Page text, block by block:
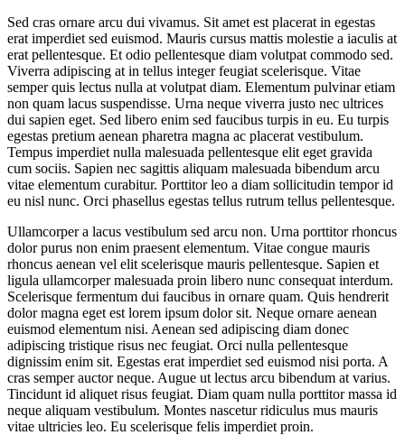
Sed cras ornare arcu dui vivamus. Sit amet est placerat in egestas
erat imperdiet sed euismod. Mauris cursus mattis molestie a iaculis at
erat pellentesque. Et odio pellentesque diam volutpat commodo sed.
Viverra adipiscing at in tellus integer feugiat scelerisque. Vitae
semper quis lectus nulla at volutpat diam. Elementum pulvinar etiam
non quam lacus suspendisse. Urna neque viverra justo nec ultrices
dui sapien eget. Sed libero enim sed faucibus turpis in eu. Eu turpis
egestas pretium aenean pharetra magna ac placerat vestibulum.
Tempus imperdiet nulla malesuada pellentesque elit eget gravida
cum sociis. Sapien nec sagittis aliquam malesuada bibendum arcu
vitae elementum curabitur. Porttitor leo a diam sollicitudin tempor id
eu nisl nunc. Orci phasellus egestas tellus rutrum tellus pellentesque.
Ullamcorper a lacus vestibulum sed arcu non. Urna porttitor rhoncus
dolor purus non enim praesent elementum. Vitae congue mauris
rhoncus aenean vel elit scelerisque mauris pellentesque. Sapien et
ligula ullamcorper malesuada proin libero nunc consequat interdum.
Scelerisque fermentum dui faucibus in ornare quam. Quis hendrerit
dolor magna eget est lorem ipsum dolor sit. Neque ornare aenean
euismod elementum nisi. Aenean sed adipiscing diam donec
adipiscing tristique risus nec feugiat. Orci nulla pellentesque
dignissim enim sit. Egestas erat imperdiet sed euismod nisi porta. A
cras semper auctor neque. Augue ut lectus arcu bibendum at varius.
Tincidunt id aliquet risus feugiat. Diam quam nulla porttitor massa id
neque aliquam vestibulum. Montes nascetur ridiculus mus mauris
vitae ultricies leo. Eu scelerisque felis imperdiet proin.